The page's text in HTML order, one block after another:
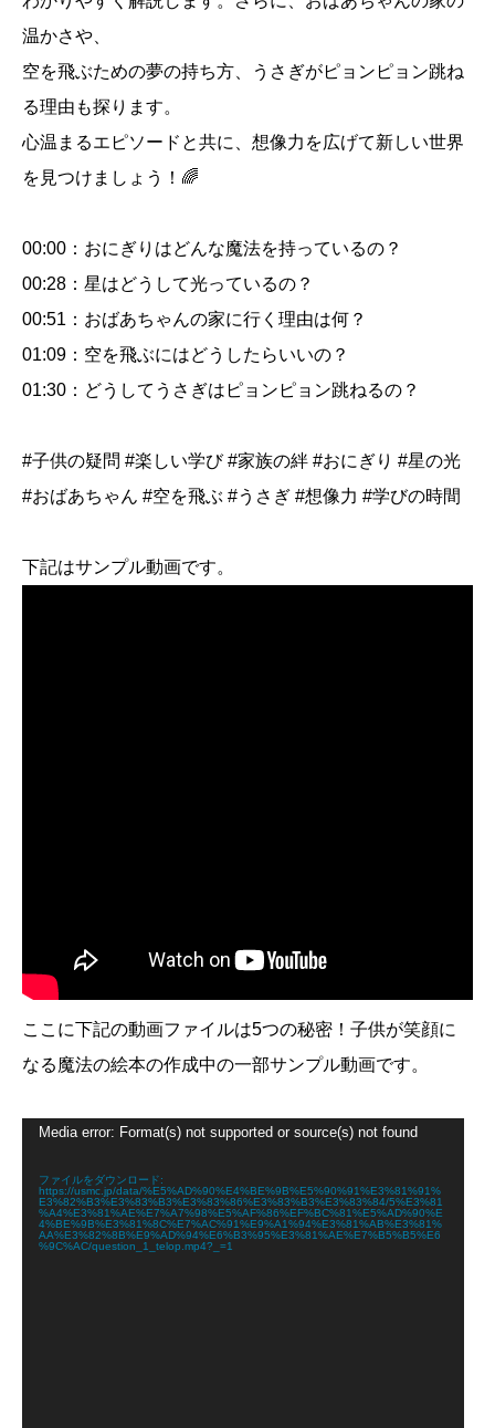
温かさや、
空を飛ぶための夢の持ち方、うさぎがピョンピョン跳ね
る理由も探ります。
心温まるエピソードと共に、想像力を広げて新しい世界
を見つけましょう！🌈
00:00：おにぎりはどんな魔法を持っているの？
00:28：星はどうして光っているの？
00:51：おばあちゃんの家に行く理由は何？
01:09：空を飛ぶにはどうしたらいいの？
01:30：どうしてうさぎはピョンピョン跳ねるの？
#子供の疑問 #楽しい学び #家族の絆 #おにぎり #星の光
#おばあちゃん #空を飛ぶ #うさぎ #想像力 #学びの時間
下記はサンプル動画です。
ここに下記の動画ファイルは5つの秘密！子供が笑顔に
なる魔法の絵本の作成中の一部サンプル動画です。
Media error: Format(s) not supported or source(s) not found
ファイルをダウンロード:
https://usmc.jp/data/%E5%AD%90%E4%BE%9B%E5%90%91%E3%81%91%
E3%82%B3%E3%83%B3%E3%83%86%E3%83%B3%E3%83%84/5%E3%81
%A4%E3%81%AE%E7%A7%98%E5%AF%86%EF%BC%81%E5%AD%90%E
4%BE%9B%E3%81%8C%E7%AC%91%E9%A1%94%E3%81%AB%E3%81%
AA%E3%82%8B%E9%AD%94%E6%B3%95%E3%81%AE%E7%B5%B5%E6
%9C%AC/question_1_telop.mp4?_=1